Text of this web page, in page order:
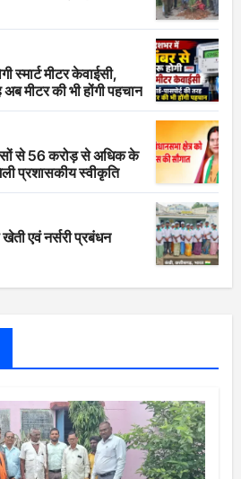
स्मार्ट मीटर केवाईसी,
मीटर की भी होंगी पहचान
से 56 करोड़ से अधिक के
प्रशासकीय स्वीकृति
एवं नर्सरी प्रबंधन